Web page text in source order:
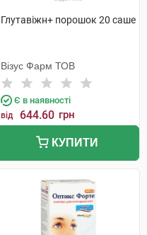
Глутавіжн+ порошок 20 саше
Візус Фарм ТОВ
Є в наявності
від 644.60 грн
КУПИТИ